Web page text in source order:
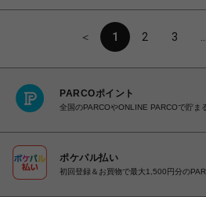
＜ 1 2 3
PARCOポイント
全国のPARCOやONLINE PARCOで貯ま
ポケパル払い
初回登録＆お買物で最大1,500円分の